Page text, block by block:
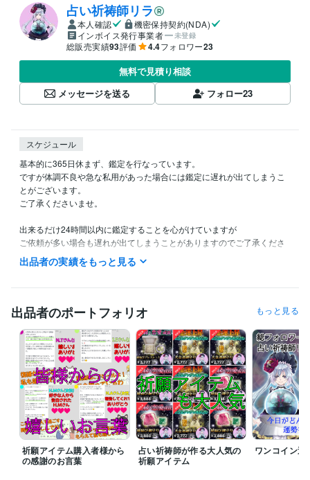
占い祈祷師リラ
本人確認
機密保持契約(NDA)
インボイス発行事業者
未登録
総販売実績93評価 4.4フォロワー23
無料で見積り相談
メッセージを送る
フォロー23
スケジュール
基本的に365日休まず、鑑定を行なっています。
ですが体調不良や急な私用があった場合には鑑定に遅れが出てしまうこ
とがございます。
ご了承くださいませ。
出来るだけ24時間以内に鑑定することを心がけていますが
ご依頼が多い場合も遅れが出てしまうことがありますのでご了承くださ
いませ。
購入前にお気軽にDMからご連絡くださいませ。
受賞歴
総フォロワー数8万人突破 Instagramフォロワー数1万人突破 TikTok
フォロワー数2000人突破 LINE登録者7万人突破
資格・検定
恋愛アドバイザー 取得年 : 2015年
姓名鑑定士 取得年 : 2016年
数秘術鑑定士 取得年 : 2017年
チャネリングアドバイザー 取得年 : 2018年
天然石鑑定士 取得年 : 2021年
出品者の実績をもっと見る
出品者のポートフォリオ もっと見る
祈願アイテム購入者様から
の感謝のお言葉
占い祈祷師が作る大人気の
祈願アイテム
ワンコイン運